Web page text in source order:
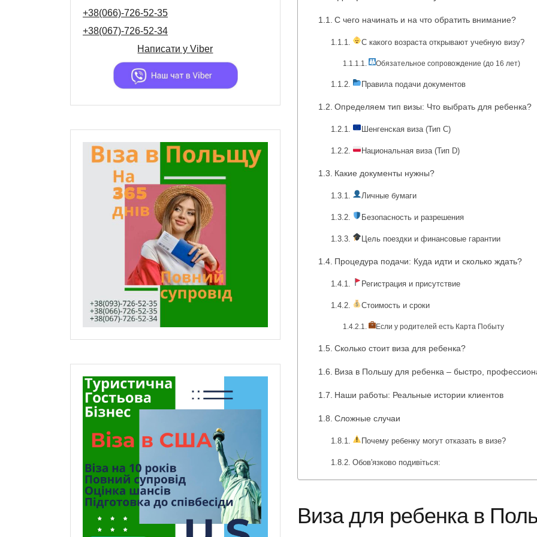
С чего начинать и на что обратить внимание?
С какого возраста открывают учебную визу?
Обязательное сопровождение (до 16 лет)
Правила подачи документов
Определяем тип визы: Что выбрать для ребенка?
Шенгенская виза (Тип C)
Национальная виза (Тип D)
Какие документы нужны?
Личные бумаги
Безопасность и разрешения
Цель поездки и финансовые гарантии
Процедура подачи: Куда идти и сколько ждать?
Регистрация и присутствие
Стоимость и сроки
Если у родителей есть Карта Побыту
Сколько стоит виза для ребенка?
Виза в Польшу для ребенка – быстро,
Наши работы: Реальные истории клиентов
Сложные случаи
Почему ребенку могут отказать в визе?
Обов'язково подивіться:
Виза для ребенка в
+38(066)-726-52-35
+38(067)-726-52-34
Написати уViber